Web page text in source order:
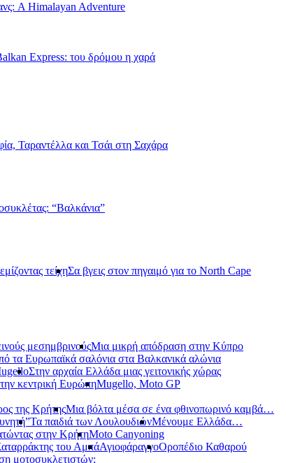
A Himalayan Adventure
Express: του δρόμου η χαρά
Ταραντέλλα και Τσάι στη Σαχάρα
“Βαλκάνια”
τείχηΣα βγεις στον πηγαιμό για το North Cape
μεσημβρινούςΜια μικρή απόδραση στην Κύπρο
τα Ευρωπαϊκά σαλόνια στα Βαλκανικά αλώνια
Στην αρχαία Ελλάδα μιας γειτονικής χώρας
κεντρική ΕυρώπηMugello, Moto GP
της ΚρήτηςΜια βόλτα μέσα σε ένα φθινοπωρινό καμβά…
Τα παιδιά των ΛουλουδιώνΜένουμε Ελλάδα…
στην ΚρήτηMoto Canyoning
του ΑμπάΑγιοφάραγγοΟροπέδιο Καθαρού
μοτοσυκλετιστών;